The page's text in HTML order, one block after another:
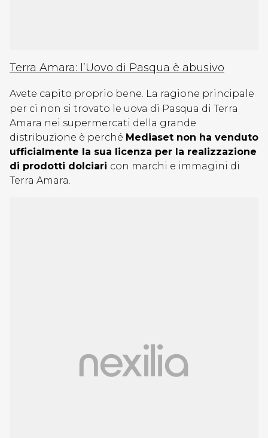
Terra Amara: l’Uovo di Pasqua è abusivo
Avete capito proprio bene. La ragione principale
per ci non si trovato le uova di Pasqua di Terra
Amara nei supermercati della grande
distribuzione è perché Mediaset non ha venduto
ufficialmente la sua licenza per la realizzazione
di prodotti dolciari con marchi e immagini di
Terra Amara.